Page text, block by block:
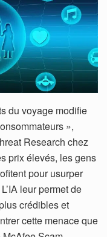
du voyage modifie
»,
Research chez
prix élevés, les gens
pour usurper
leur permet de
crédibles et
cette menace que